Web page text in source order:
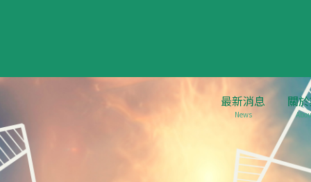
最新消息
News
關